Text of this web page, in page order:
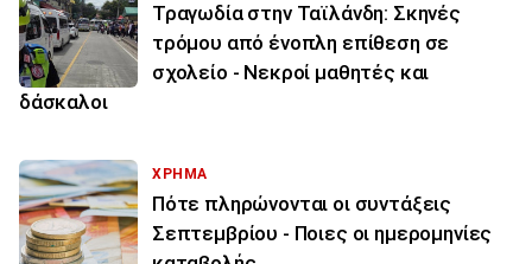
Τραγωδία στην Ταϊλάνδη: Σκηνές
τρόμου από ένοπλη επίθεση σε
σχολείο - Νεκροί μαθητές και
δάσκαλοι
ΧΡΗΜΑ
Πότε πληρώνονται οι συντάξεις
Σεπτεμβρίου - Ποιες οι ημερομηνίες